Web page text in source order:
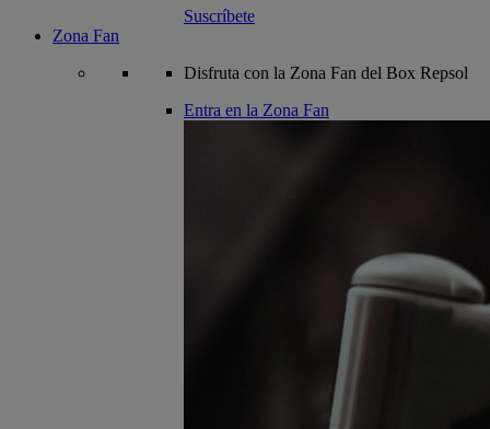
Suscríbete
Zona Fan
Disfruta con la Zona Fan del Box Repsol
Entra en la Zona Fan